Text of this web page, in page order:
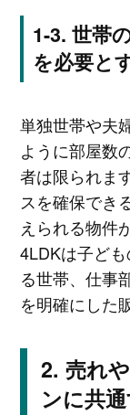
世帯
を必要と
単独世帯や夫
ように部屋数
者は限られま
スを確保でき
えられる物件
4LDKは子ど
る世帯、仕事
を明確にした
売れ
ンに共